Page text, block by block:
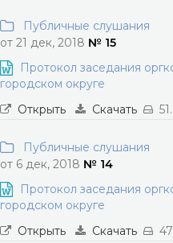
Публичные слушания
от 21 дек, 2018 № 15
Протокол заседания
городском округе
Открыть
Скачать
Публичные слушания
от 6 дек, 2018 № 14
Протокол заседания
городском округе
Открыть
Скачать